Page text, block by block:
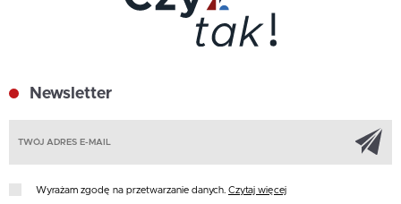
Newsletter
Wyrażam zgodę na przetwarzanie danych. Czytaj więcej